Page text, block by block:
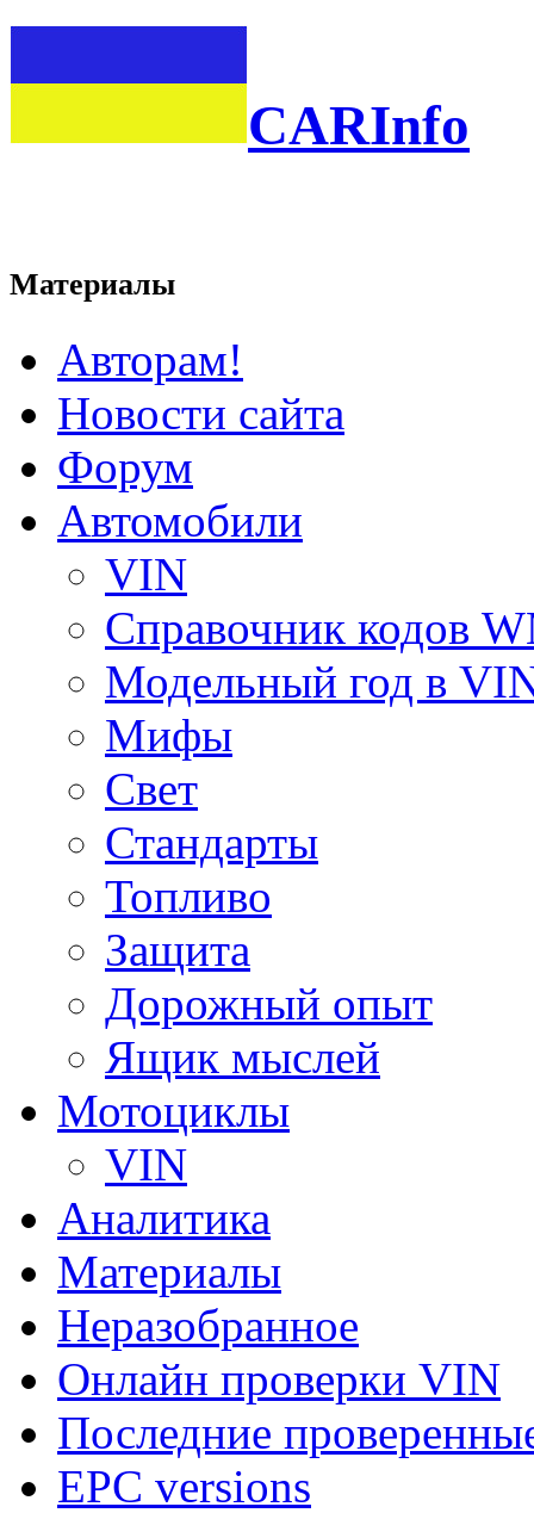
CARInfo
Материалы
Авторам!
Новости сайта
Форум
Автомобили
VIN
Справочник кодов
Модельный год в
Мифы
Свет
Стандарты
Топливо
Защита
Дорожный опыт
Ящик мыслей
Мотоциклы
VIN
Аналитика
Материалы
Неразобранное
Онлайн проверки VIN
Последние
EPC versions